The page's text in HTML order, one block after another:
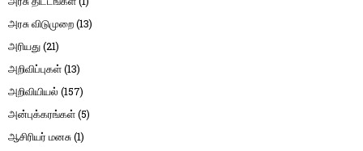
அரசு விடுமுறை(13)
அரியது(21)
அறிவிப்புகள்(13)
அறிவியியல் (157)
அன்புக்கரங்கள்(5)
ஆசிரியர் மனசு(1)